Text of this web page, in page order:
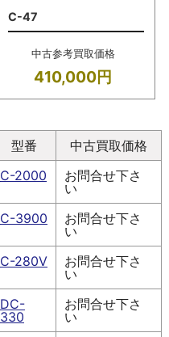
C-47
中古参考買取価格
410,000円
型番
中古買取価格
C-2000
お問合せ下さ
い
C-3900
お問合せ下さ
い
C-280V
お問合せ下さ
い
DC-
330
お問合せ下さ
い